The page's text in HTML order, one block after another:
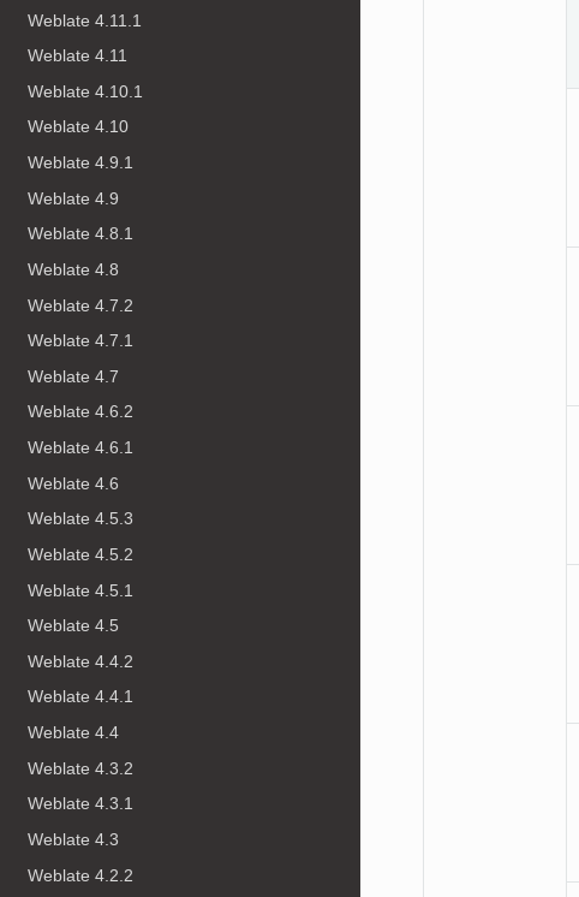
Weblate 4.11.1
Weblate 4.11
Weblate 4.10.1
Weblate 4.10
Weblate 4.9.1
Weblate 4.9
Weblate 4.8.1
Weblate 4.8
Weblate 4.7.2
Weblate 4.7.1
Weblate 4.7
Weblate 4.6.2
Weblate 4.6.1
Weblate 4.6
Weblate 4.5.3
Weblate 4.5.2
Weblate 4.5.1
Weblate 4.5
Weblate 4.4.2
Weblate 4.4.1
Weblate 4.4
Weblate 4.3.2
Weblate 4.3.1
Weblate 4.3
Weblate 4.2.2